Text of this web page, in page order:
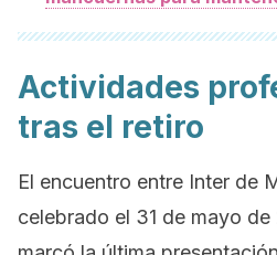
Actividades
tras el retiro
El encuentro entre Inter de
celebrado el 31 de mayo de